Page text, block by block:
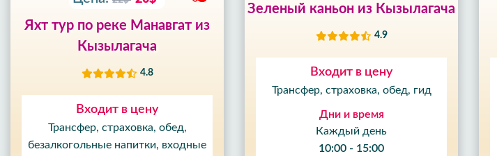
Яхт тур по реке Манавгат из
Кызылагача
4.8
Входит в цену
Трансфер, страховка, обед,
безалкогольные напитки, входные
Зеленый каньон из Кызылагача
4.9
Входит в цену
Трансфер, страховка, обед, гид
Дни и время
Каждый день
10:00 - 15:00